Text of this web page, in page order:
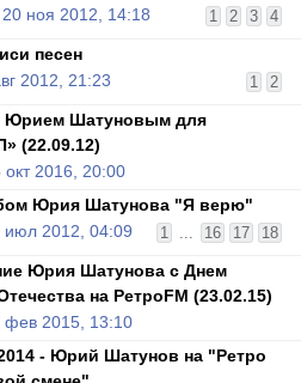
1 2 3 4
ноя 2012, 14:18
песен
1 2
2012, 21:23
Юрием Шатуновым для
(22.09.12)
2016, 20:00
Юрия Шатунова "Я верю"
1 ... 16 17 18
июл 2012, 04:09
Юрия Шатунова с Днем
на РетроFM (23.02.15)
фев 2015, 13:10
- Юрий Шатунов на "Ретро